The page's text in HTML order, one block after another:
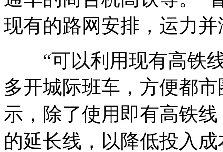
现有的路网安排，运力
“可以利用现有高铁线
多开城际班车，方便都
示，除了使用即有高铁
的延长线，以降低投入成